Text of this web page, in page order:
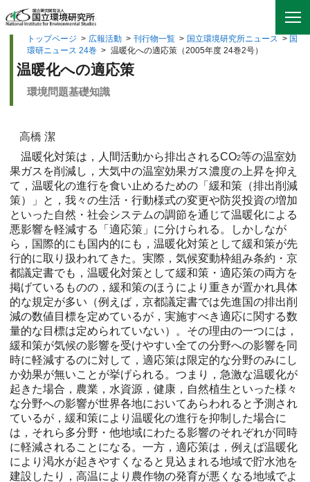
トップページ > 広報活動 > 刊行物一覧 > 国立環境研究所ニュース > 国
環研ニュース 24巻 > 温暖化への適応策（2005年度 24巻2号）
温暖化への適応策
環境問題基礎知識
高橋 潔
温暖化対策は，人間活動から排出されるCO2等の温室効
果ガスを削減し，大気中の温室効果ガス濃度の上昇を抑え
て，温暖化の進行を食い止めるための「緩和策（排出削減
策）」と，我々の生活・行動様式の変更や防災投資の増加
といった自然・社会システムの調節を通じて温暖化による
悪影響を軽減する「適応策」に分けられる。しかしなが
ら，国際的にも国内的にも，温暖化対策として緩和策が先
行的に取り扱われてきた。実際，気候変動枠組み条約・京
都議定書でも，温暖化対策として緩和策・適応策の両方を
掲げているものの，緩和策のほうにより重きが置かれ具体
的な規定が多い（例えば，京都議定書では先進国の排出削
減の数値目標を定めているが，実施すべき適応に関する数
量的な目標は定められていない）。その理由の一つには，
緩和策が気候の影響を受けやすい全ての分野への影響を同
時に軽減するのに対して，適応策は限定的な分野のみにし
か効果が無いことが挙げられる。つまり，急激な温暖化が
起きた場合，農業，水資源，健康，自然植生といった様々
な分野への影響が世界各地においてあらわれると予測され
ているが，緩和策により温暖化の進行を抑制した場合に
は，それら多分野・他地域にわたる影響のそれぞれが同時
に軽減されることになる。一方，適応策は，例えば温暖化
により渇水が起きやすくなると見込まれる地域で貯水池を
建設したり，高温により農作物の発育が悪くなる地域でよ